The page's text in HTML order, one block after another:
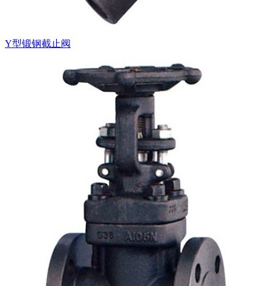
Y型锻钢截止阀